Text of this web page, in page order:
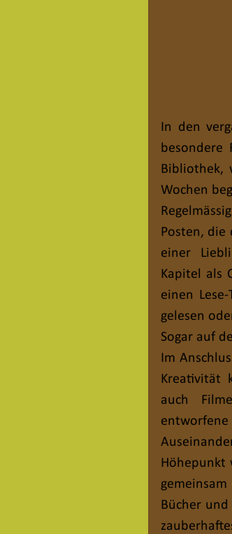
In den
besondere
Bibliothek,
Wochen
Posten, die
einer
Kapitel als
einen
gelesen
Sogar auf
Im
Kreativität
auch
Höhepunkt
Bücher